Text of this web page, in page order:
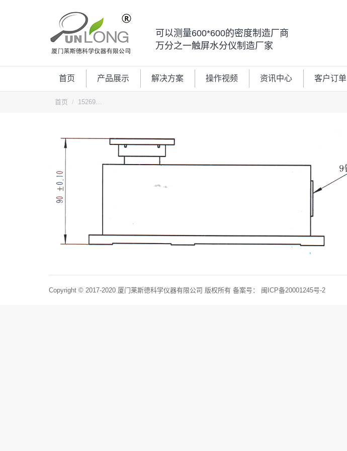
可以测量600*600的密度制造厂商
万分之一触屏水分仪制造厂家
首页 产品展示 解决方案 操作视频 资讯中心 客户订单
您的位置：
首页 15269…
Copyright © 2017-2020 厦门莱斯德科学仪器有限公司 版权所有 备案号： 闽ICP备20001245号-2